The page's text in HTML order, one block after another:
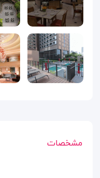
مشخصات